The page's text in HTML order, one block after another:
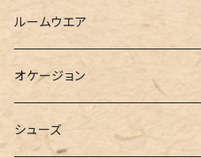
ベスト
シャツ
ブラウス
カーディガン
ハーフパンツ
スウェット
ジャージ
その他
スウェットワンピース
パーカーワンピース
ニットワンピース
ルームウエア
オケージョン
シューズ